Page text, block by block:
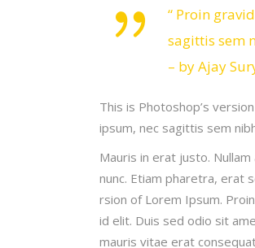
“ Proin
sagittis sem
– by Ajay
This is Photoshop’s
ipsum, nec sagittis sem
Mauris in erat justo.
nunc. Etiam pharetra, erat
rsion of Lorem Ipsum.
id elit. Duis sed odio sit
mauris vitae erat